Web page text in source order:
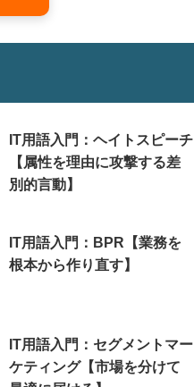
IT用語入門：ヘイトスピーチ
【属性を理由に攻撃する差
別的言動】
IT用語入門：BPR【業務を
根本から作り直す】
IT用語入門：セグメントマー
ケティング【市場を分けて